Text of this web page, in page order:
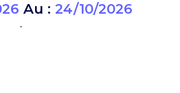
Au : 24/10/2026
.